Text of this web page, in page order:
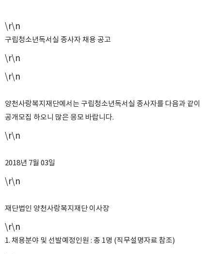
\r\n
구립청소년독서실 종사자 채용 공고
\r\n
\r\n
양천사랑복지재단에서는 구립청소년독서실 종사자를 다음과 같이
공개모집 하오니 많은 응모 바랍니다.
\r\n
2018년 7월 03일
\r\n
재단법인 양천사랑복지재단 이사장
\r\n
1. 채용분야 및 선발예정인원 : 총 1명 (직무설명자료 참조)